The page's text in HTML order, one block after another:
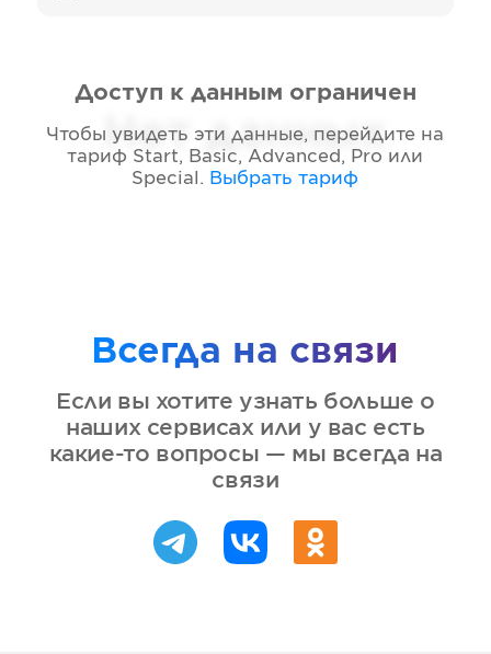
Нет данных
Доступ к данным ограничен
Чтобы увидеть эти данные, перейдите на
тариф Start, Basic, Advanced, Pro или
Special . Выбрать тариф
Всегда на связи
Если вы хотите узнать больше о
наших сервисах или у вас есть
какие-то вопросы — мы всегда на
связи